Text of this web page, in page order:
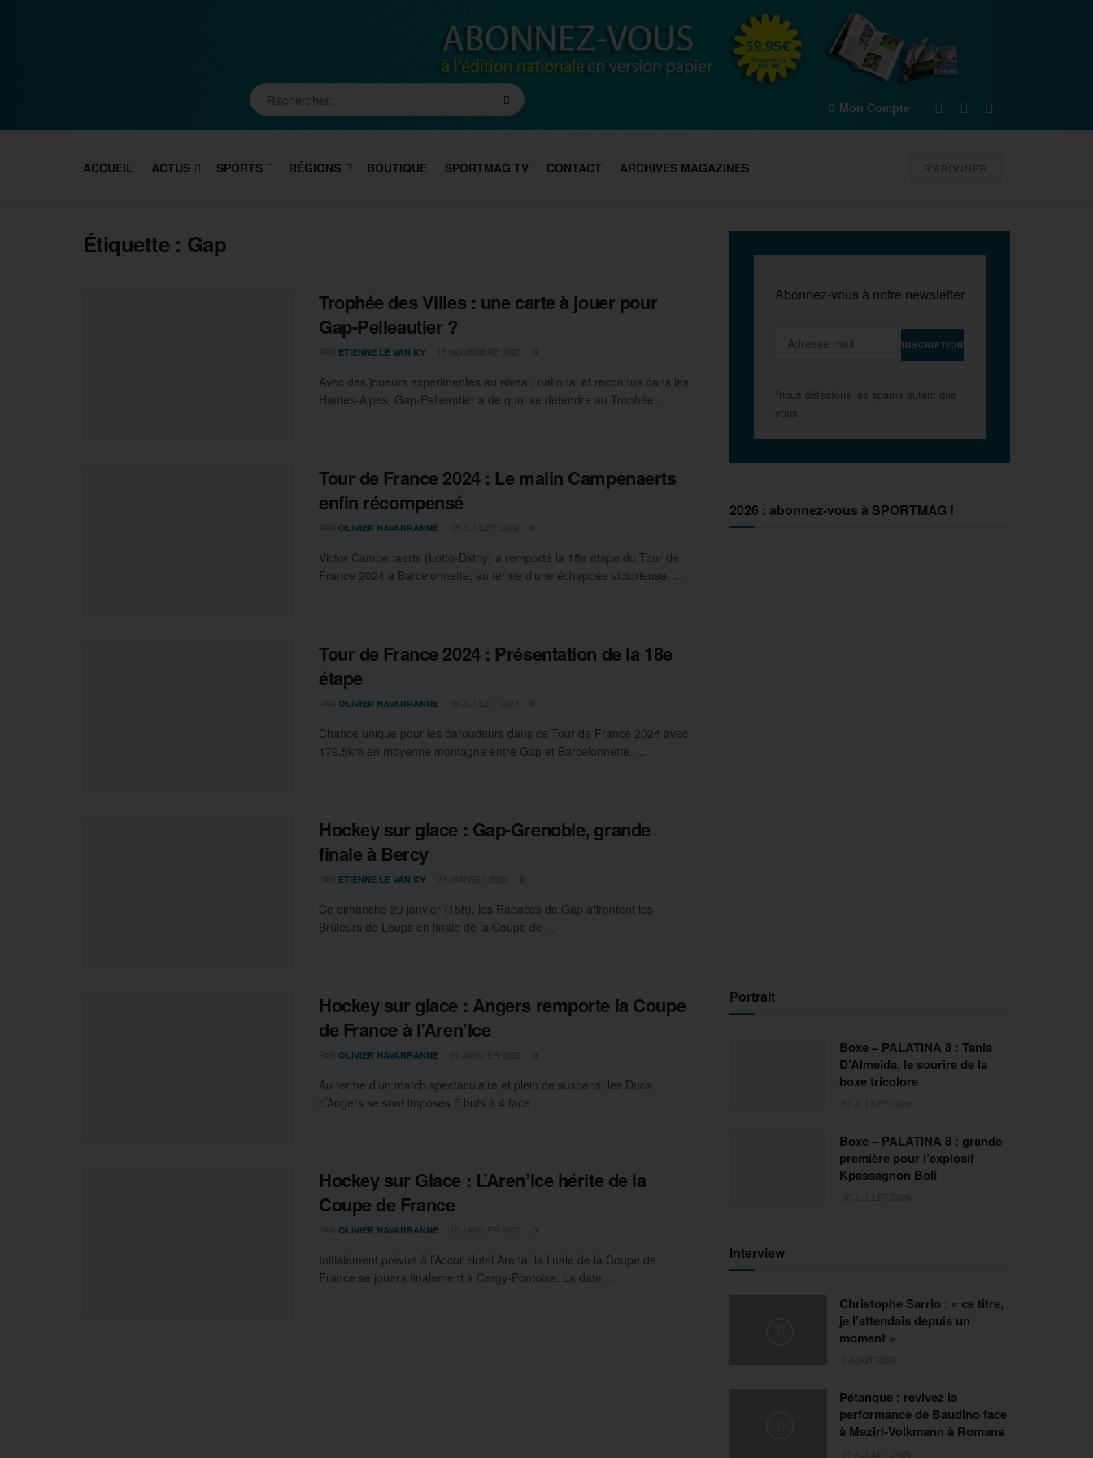
Mon Compte
ACCUEIL ACTUS SPORTS RÉGIONS BOUTIQUE SPORTMAG TV CONTACT ARCHIVES MAGAZINES S'ABONNER
Étiquette : Gap
Trophée des Villes : une carte à jouer pour
Gap-Pelleautier ?
ETIENNE LE VAN KY
Avec des joueurs expérimentés au niveau national et reconnus dans les
Hautes-Alpes, Gap-Pelleautier a de quoi se défendre au Trophée ...
Tour de France 2024 : Le malin Campenaerts
enfin récompensé
OLIVIER NAVARRANNE
Victor Campenaerts (Lotto-Dstny) a remporté la 18e étape du Tour de
France 2024 à Barcelonnette, au terme d'une échappée victorieuse. ...
Tour de France 2024 : Présentation de la 18e
étape
OLIVIER NAVARRANNE
Chance unique pour les baroudeurs dans ce Tour de France 2024 avec
179,5km en moyenne montagne entre Gap et Barcelonnette. ...
Hockey sur glace : Gap-Grenoble, grande
finale à Bercy
ETIENNE LE VAN KY
Ce dimanche 29 janvier (15h), les Rapaces de Gap affrontent les
Brûleurs de Loups en finale de la Coupe de ...
Hockey sur glace : Angers remporte la Coupe
de France à l’Aren’Ice
OLIVIER NAVARRANNE
Au terme d’un match spectaculaire et plein de suspens, les Ducs
d’Angers se sont imposés 5 buts à 4 face ...
Hockey sur Glace : L’Aren’Ice hérite de la
Coupe de France
OLIVIER NAVARRANNE
Initialement prévue à l’Accor Hotel Arena, la finale de la Coupe de
France se jouera finalement à Cergy-Pontoise. La date ...
Abonnez-vous à notre newsletter
*nous détestons les spams autant que
vous
2026 : abonnez-vous à SPORTMAG !
Portrait
Boxe – PALATINA 8 : Tania
D’Almeida, le sourire de la
boxe tricolore
Boxe – PALATINA 8 : grande
première pour l’explosif
Kpassagnon Boli
Interview
Christophe Sarrio : « ce titre,
je l’attendais depuis un
moment »
Pétanque : revivez la
performance de Baudino face
à Meziri-Volkmann à Romans